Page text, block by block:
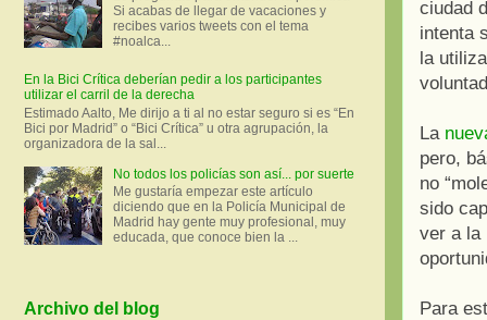
ciudad
intenta
la
La
pero,
no
sido
ver a la
Para
Si acabas de llegar de vacaciones y
recibes varios tweets con el tema
#noalca...
En la Bici Crítica deberían pedir a los participantes
utilizar el carril de la derecha
Estimado Aalto, Me dirijo a ti al no estar seguro si es “En
Bici por Madrid” o “Bici Crítica” u otra agrupación, la
organizadora de la sal...
No todos los policías son así... por suerte
Me gustaría empezar este artículo
diciendo que en la Policía Municipal de
Madrid hay gente muy profesional, muy
educada, que conoce bien la ...
Archivo del blog